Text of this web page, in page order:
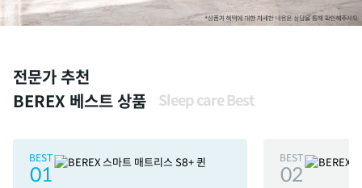
전문가 추천
BEREX 베스트 상품
Sleep care Best
BEST
01
BEST
02